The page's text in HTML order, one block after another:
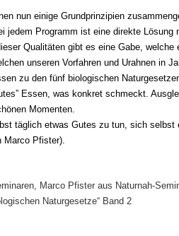
nun einige Grundprinzipien
jedem Programm ist eine direkte
Qualitäten gibt es eine Gabe,
unseren Vorfahren und Urahnen in
zu den fünf biologischen
Essen, was konkret schmeckt.
Momenten.
täglich etwas Gutes zu tun, sich
Marco Pfister).
Marco Pfister aus Naturnah-
Naturgesetze“ Band 2